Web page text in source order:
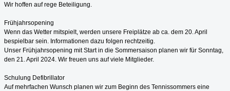
Wir hoffen auf rege Beteiligung.
Frühjahrsopening
Wenn das Wetter mitspielt, werden unsere Freiplätze ab ca. dem 20. April
bespielbar sein. Informationen dazu folgen rechtzeitig.
Unser Frühjahrsopening mit Start in die Sommersaison planen wir für Sonntag,
den 21. April 2024. Wir freuen uns auf viele Mitglieder.
Schulung Defibrillator
Auf mehrfachen Wunsch planen wir zum Beginn des Tennissommers eine